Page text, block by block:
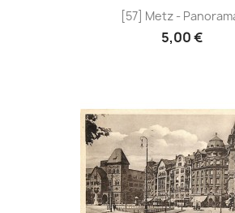
[57] Metz -
5,00 €